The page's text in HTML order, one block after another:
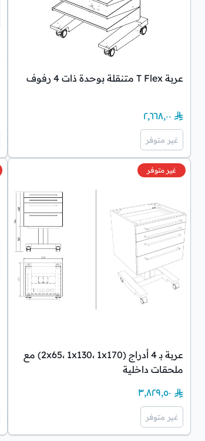
عربة T Flex متنقلة بوحدة ذات 4 رفوف
٢٬٦٦٨٫٠٠
غير متوفر
غير متوفر
عربة بـ 4 أدراج (2x65، 1x130، 1x170) مع
ملحقات داخلية
٣٬٨٢٩٫٥٠
غير متوفر